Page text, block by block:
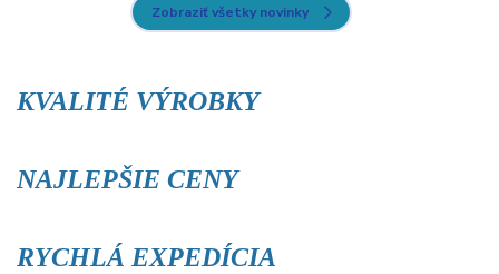
Zobraziť všetky novinky
KVALITÉ VÝROBKY
NAJLEPŠIE CENY
RYCHLÁ EXPEDÍCIA